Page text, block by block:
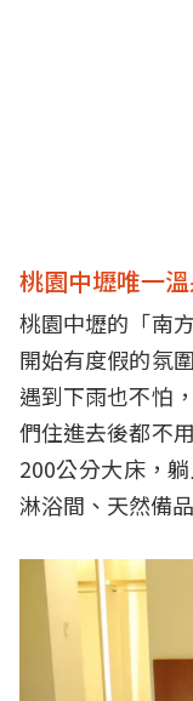
桃園中壢唯一
桃園中壢的「南
開始有度假的氛
遇到下雨也不怕
們住進去後都不
200公分大床，
淋浴間、天然備